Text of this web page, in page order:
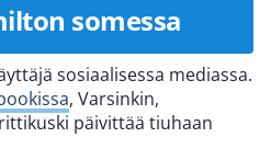
somessa
sosiaalisessa mediassa.
, Varsinkin,
päivittää tiuhaan